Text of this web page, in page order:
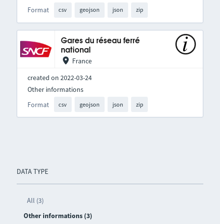
DATA TYPE
All (3)
Other informations (3)
Format csv geojson json zip
Gares du réseau ferré
national
France
created on 2022-03-24
Format csv geojson json zip
Other informations